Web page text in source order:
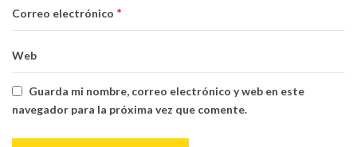
Correo electrónico *
Web
Guarda mi nombre, correo electrónico y web en este
navegador para la próxima vez que comente.